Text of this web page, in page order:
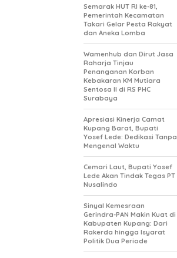
Semarak HUT RI ke-81,
Pemerintah Kecamatan
Takari Gelar Pesta Rakyat
dan Aneka Lomba
Wamenhub dan Dirut Jasa
Raharja Tinjau
Penanganan Korban
Kebakaran KM Mutiara
Sentosa II di RS PHC
Surabaya
Apresiasi Kinerja Camat
Kupang Barat, Bupati
Yosef Lede: Dedikasi Tanpa
Mengenal Waktu
Cemari Laut, Bupati Yosef
Lede Akan Tindak Tegas PT
Nusalindo
Sinyal Kemesraan
Gerindra-PAN Makin Kuat di
Kabupaten Kupang: Dari
Rakerda hingga Isyarat
Politik Dua Periode